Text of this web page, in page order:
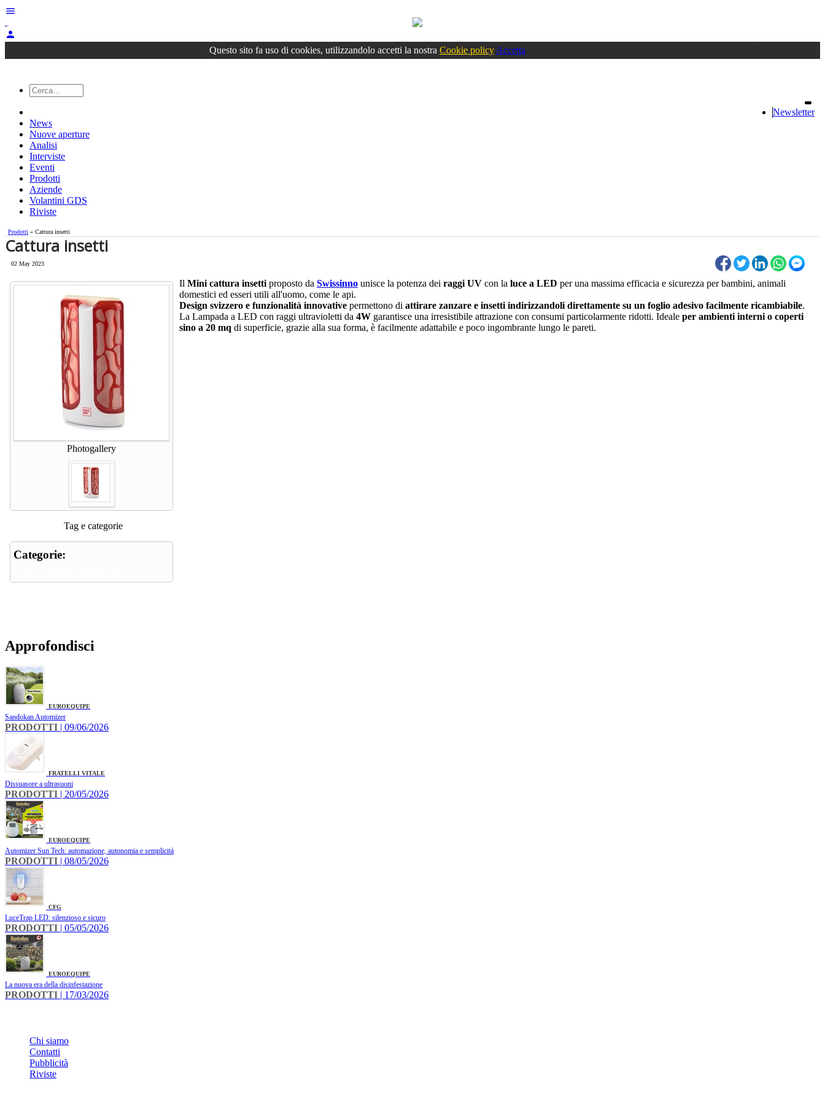
menu
person
Accedioppure registrati
Questo sito fa uso di cookies, utilizzandolo accetti la nostra Cookie policy Accetta
Newsletter
News
Nuove aperture
Analisi
Interviste
Eventi
Prodotti
Aziende
Volantini GDS
Riviste
Prodotti » Cattura insetti
Cattura insetti
02 May 2023
Photogallery
Tag e categorie
Categorie:
Il Mini cattura insetti proposto da Swissinno unisce la potenza dei raggi UV con la luce a LED per una massima efficacia e sicurezza per bambini, animali
domestici ed esseri utili all'uomo, come le api.
Design svizzero e funzionalità innovative permettono di attirare zanzare e insetti indirizzandoli direttamente su un foglio adesivo facilmente ricambiabile.
La Lampada a LED con raggi ultravioletti da 4W garantisce una irresistibile attrazione con consumi particolarmente ridotti. Ideale per ambienti interni o coperti
sino a 20 mq di superficie, grazie alla sua forma, è facilmente adattabile e poco ingombrante lungo le pareti.
Approfondisci
EUROEQUIPE
Sandokan Automizer
PRODOTTI | 09/06/2026
FRATELLI VITALE
Dissuasore a ultrasuoni
PRODOTTI | 20/05/2026
EUROEQUIPE
Automizer Sun Tech: automazione, autonomia e semplicità
PRODOTTI | 08/05/2026
CFG
LuceTrap LED: silenzioso e sicuro
PRODOTTI | 05/05/2026
EUROEQUIPE
La nuova era della disinfestazione
PRODOTTI | 17/03/2026
Chi siamo
Contatti
Pubblicità
Riviste